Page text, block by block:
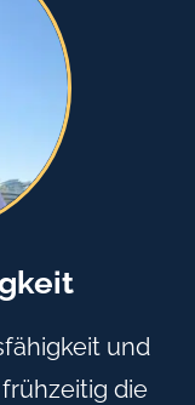
und
die